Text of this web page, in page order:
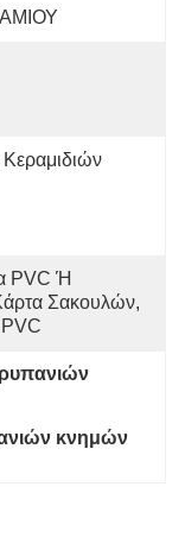
PVC Ή
Σακουλών,
κνημών